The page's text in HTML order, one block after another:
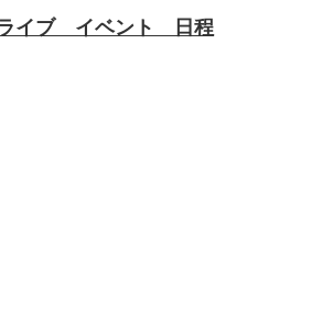
ライブ イベント 日程